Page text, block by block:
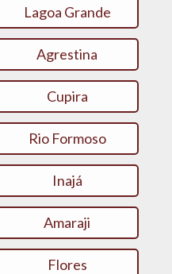
Lagoa Grande
Agrestina
Cupira
Rio Formoso
Inajá
Amaraji
Flores